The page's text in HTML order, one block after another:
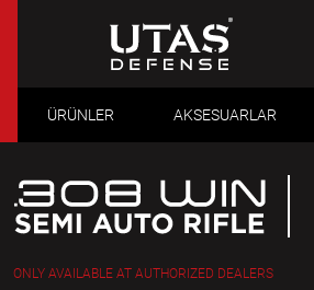
ÜRÜNLER AKSESUARLAR
ONLY AVAILABLE AT AUTHORIZED DEALERS